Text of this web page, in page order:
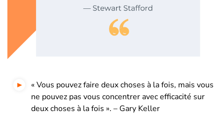
« Vous pouvez faire deux choses à la fois, mais vous
ne pouvez pas vous concentrer avec efficacité sur
deux choses à la fois ». – Gary Keller